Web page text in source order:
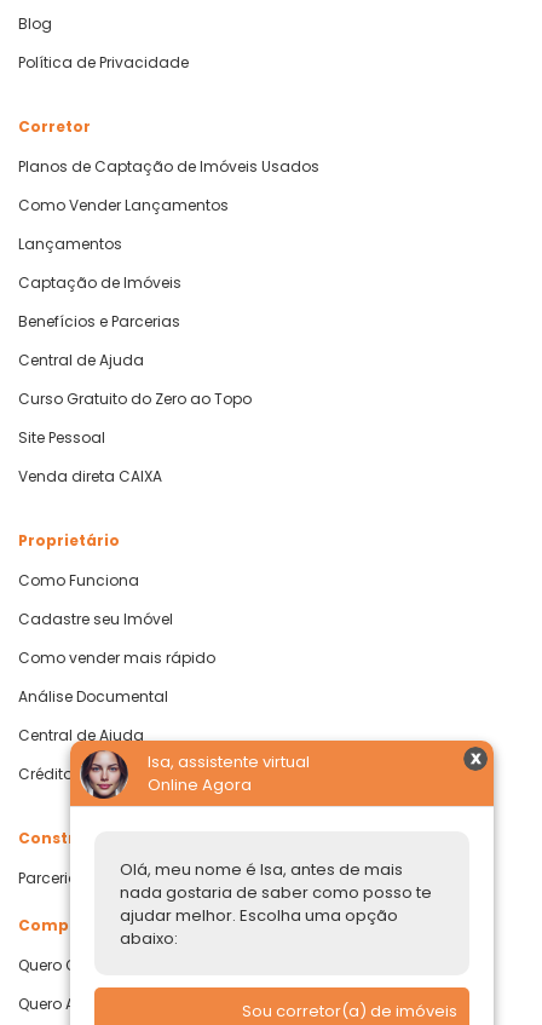
Isa, assistente virtual
Online Agora
Olá, meu nome é Isa, antes de mais
nada gostaria de saber como posso te
ajudar melhor. Escolha uma opção
abaixo:
Sou corretor(a) de imóveis
Blog
Política de Privacidade
Corretor
Planos de Captação de Imóveis Usados
Como Vender Lançamentos
Lançamentos
Captação de Imóveis
Benefícios e Parcerias
Central de Ajuda
Curso Gratuito do Zero ao Topo
Site Pessoal
Venda direta CAIXA
Proprietário
Como Funciona
Cadastre seu Imóvel
Como vender mais rápido
Análise Documental
Central de Ajuda
Crédito com Garantia de Imóvel
Construtoras
Parcerias Imobiliárias
Comprar ou alugar
Quero Comprar
Quero Alugar